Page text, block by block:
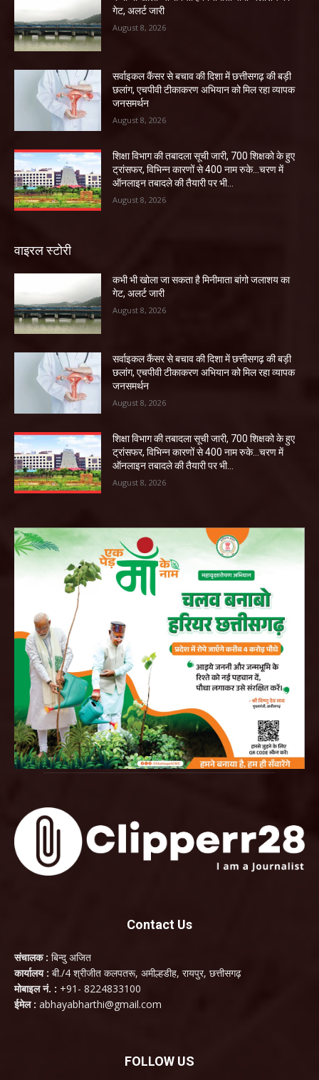
गेट, अलर्ट जारी
August 8, 2026
सर्वाइकल कैंसर से बचाव की दिशा में छत्तीसगढ़ की बड़ी
छलांग, एचपीवी टीकाकरण अभियान को मिल रहा व्यापक
जनसमर्थन
August 8, 2026
शिक्षा विभाग की तबादला सूची जारी, 700 शिक्षको के हुए
ट्रांसफर, विभिन्न कारणों से 400 नाम रुके…चरण में
ऑनलाइन तबादले की तैयारी पर भी...
August 8, 2026
वाइरल स्टोरी
कभी भी खोला जा सकता है मिनीमाता बांगो जलाशय का
गेट, अलर्ट जारी
August 8, 2026
सर्वाइकल कैंसर से बचाव की दिशा में छत्तीसगढ़ की बड़ी
छलांग, एचपीवी टीकाकरण अभियान को मिल रहा व्यापक
जनसमर्थन
August 8, 2026
शिक्षा विभाग की तबादला सूची जारी, 700 शिक्षको के हुए
ट्रांसफर, विभिन्न कारणों से 400 नाम रुके…चरण में
ऑनलाइन तबादले की तैयारी पर भी...
August 8, 2026
Contact Us
संचालक : बिन्दु अजित
कार्यालय : बी./4 श्रीजीत कलपतरू, अमील्हडीह, रायपुर, छत्तीसगढ़
मोबाइल नं. : +91- 8224833100
ईमेल : abhayabharthi@gmail.com
FOLLOW US